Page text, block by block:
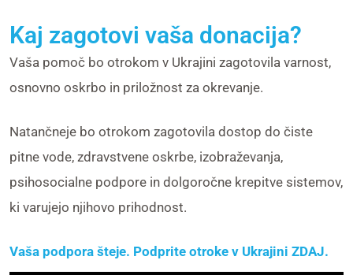
Kaj zagotovi vaša donacija?
Vaša pomoč bo otrokom v Ukrajini zagotovila varnost,
osnovno oskrbo in priložnost za okrevanje.
Natančneje bo otrokom zagotovila dostop do čiste
pitne vode, zdravstvene oskrbe, izobraževanja,
psihosocialne podpore in dolgoročne krepitve sistemov,
ki varujejo njihovo prihodnost.
Vaša podpora šteje. Podprite otroke v Ukrajini ZDAJ.